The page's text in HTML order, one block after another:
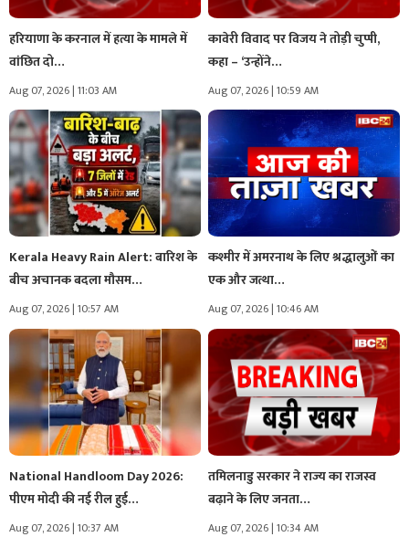
हरियाणा के करनाल में हत्या के मामले में
वांछित दो…
Aug 07, 2026 | 11:03 AM
कावेरी विवाद पर विजय ने तोड़ी चुप्पी,
कहा – ‘उन्होंने…
Aug 07, 2026 | 10:59 AM
Kerala Heavy Rain Alert: बारिश के
बीच अचानक बदला मौसम…
Aug 07, 2026 | 10:57 AM
कश्मीर में अमरनाथ के लिए श्रद्धालुओं का
एक और जत्था…
Aug 07, 2026 | 10:46 AM
National Handloom Day 2026:
पीएम मोदी की नई रील हुई…
Aug 07, 2026 | 10:37 AM
तमिलनाडु सरकार ने राज्य का राजस्व
बढ़ाने के लिए जनता…
Aug 07, 2026 | 10:34 AM